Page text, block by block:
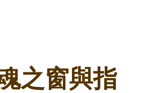
之窗與指